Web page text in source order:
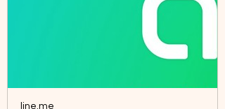
line.me